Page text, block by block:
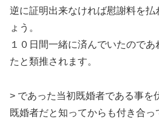
逆に証明出来なければ慰謝料を払
ょう。
１０日間一緒に済んでいたので
たと類推されます。
> であった当初既婚者である事を
既婚者だと知ってからも付き合